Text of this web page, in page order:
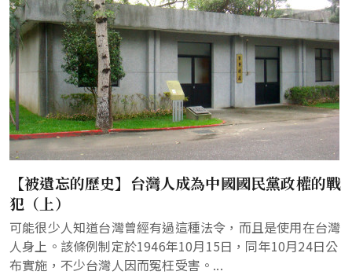
【被遺忘的歷史】台灣人成為中國國民黨政權的戰
犯（上）
可能很少人知道台灣曾經有過這種法令，而且是使用在台灣
人身上。該條例制定於1946年10月15日，同年10月24日公
布實施，不少台灣人因而冤枉受害。...